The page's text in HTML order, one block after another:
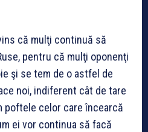
că mulţi continuă să
pentru că mulţi oponenţi
şi se tem de o astfel de
noi, indiferent cât de tare
poftele celor care încearcă
ei vor continua să facă